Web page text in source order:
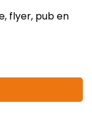
flyer, pub en